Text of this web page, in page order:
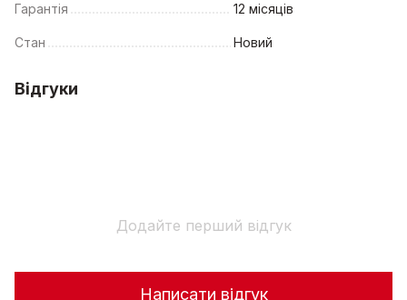
Гарантія 12 місяців
Стан Новий
Відгуки
Додайте перший відгук
Написати відгук